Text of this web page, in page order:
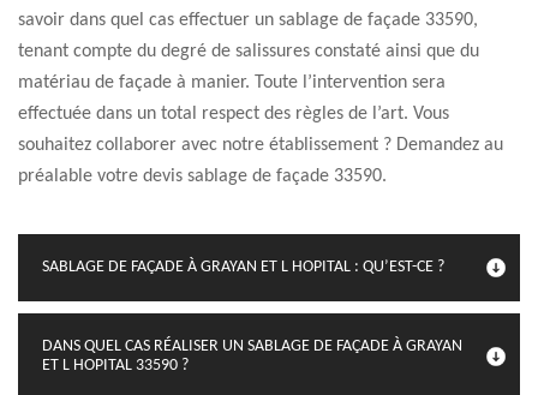
savoir dans quel cas effectuer un sablage de façade 33590,
tenant compte du degré de salissures constaté ainsi que du
matériau de façade à manier. Toute l’intervention sera
effectuée dans un total respect des règles de l’art. Vous
souhaitez collaborer avec notre établissement ? Demandez au
préalable votre devis sablage de façade 33590.
SABLAGE DE FAÇADE À GRAYAN ET L HOPITAL : QU’EST-CE ?
DANS QUEL CAS RÉALISER UN SABLAGE DE FAÇADE À GRAYAN
ET L HOPITAL 33590 ?